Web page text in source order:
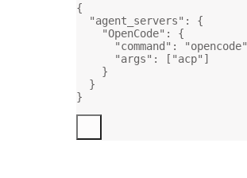
{
"agent_servers" : {
"OpenCode" : {
"command" : "opencode"
"args" : [ "acp" ]
}
}
}